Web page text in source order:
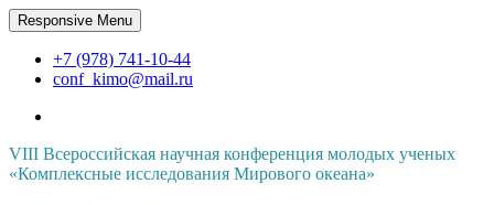
Skip
to
content
Responsive Menu
+7 (978) 741-10-44
conf_kimo@mail.ru
VIII Всероссийская научная конференция молодых ученых
«Комплексные исследования Мирового океана»